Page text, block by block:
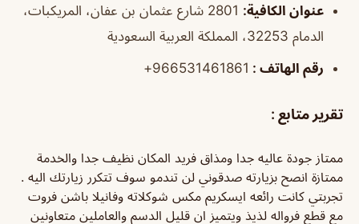
عنوان الكافية:
2801 شارع عثمان بن عفان، المريكبات،
الدمام 32253، المملكة العربية السعودية
رقم الهاتف : 966531461861+
تقرير متابع :
ممتاز جودة عاليه جدا ومذاق فريد المكان نظيف جدا والخدمة
ممتازة انصح بزيارته صدقوني لن تندمو سوف تتكرر زيارتك اليه .
تجربتي كانت رائعه ايسكريم مكس شوكلاته وفانيلا باشن فروت
مع قطع فرواله لذيذ ويتميز ان قليل الدسم والعاملين متعاونين